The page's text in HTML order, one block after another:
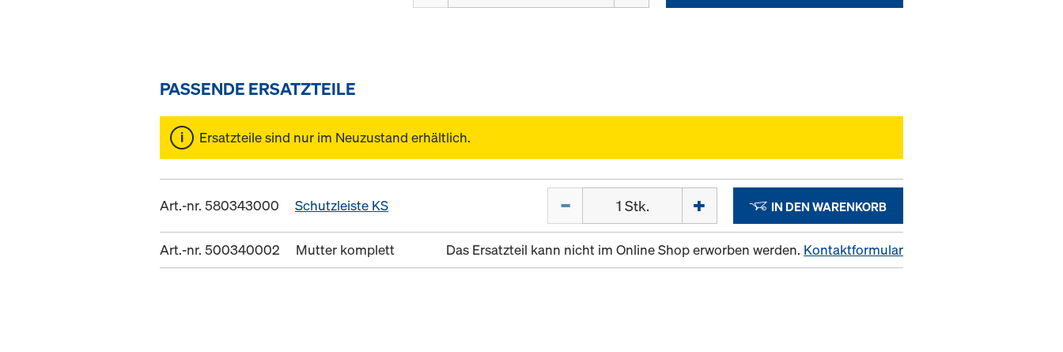
PASSENDE ERSATZTEILE
Ersatzteile sind nur im Neuzustand erhältlich.
Art.-nr. 580343000 Schutzleiste KS IN DEN WARENKORB
Art.-nr. 500340002 Mutter komplett Das Ersatzteil kann nicht im Online Shop erworben werden. Kontaktformular